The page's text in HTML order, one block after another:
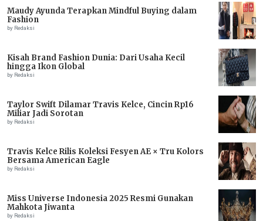
Maudy Ayunda Terapkan Mindful Buying dalam
Fashion
by Redaksi
Kisah Brand Fashion Dunia: Dari Usaha Kecil
hingga Ikon Global
by Redaksi
Taylor Swift Dilamar Travis Kelce, Cincin Rp16
Miliar Jadi Sorotan
by Redaksi
Travis Kelce Rilis Koleksi Fesyen AE × Tru Kolors
Bersama American Eagle
by Redaksi
Miss Universe Indonesia 2025 Resmi Gunakan
Mahkota Jiwanta
by Redaksi